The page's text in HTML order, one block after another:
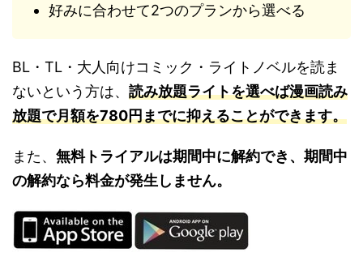
好みに合わせて2つのプランから選べる
BL・TL・大人向けコミック・ライトノベルを読ま
ないという方は、 読み放題ライトを選べば漫画読み
放題で月額を780円までに抑えることができます。
また、 無料トライアルは期間中に解約でき、期間中
の解約なら料金が発生しません。